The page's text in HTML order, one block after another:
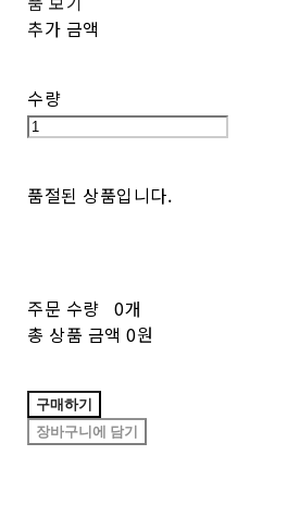
추가 금액
수량
품절된 상품입니다.
주문 수량 0개
총 상품 금액 0원
구매하기
장바구니에 담기